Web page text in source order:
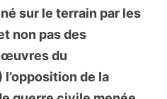
sur le terrain par les
non pas des
du
de la